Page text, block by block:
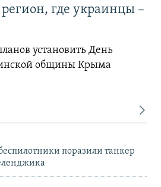
где украинцы –
установить День
общины Крыма
поразили танкер